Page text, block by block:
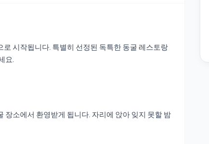
시작됩니다. 특별히 선정된 독특한 동굴 레스토랑
요.
소에서 환영받게 됩니다. 자리에 앉아 잊지 못할 밤